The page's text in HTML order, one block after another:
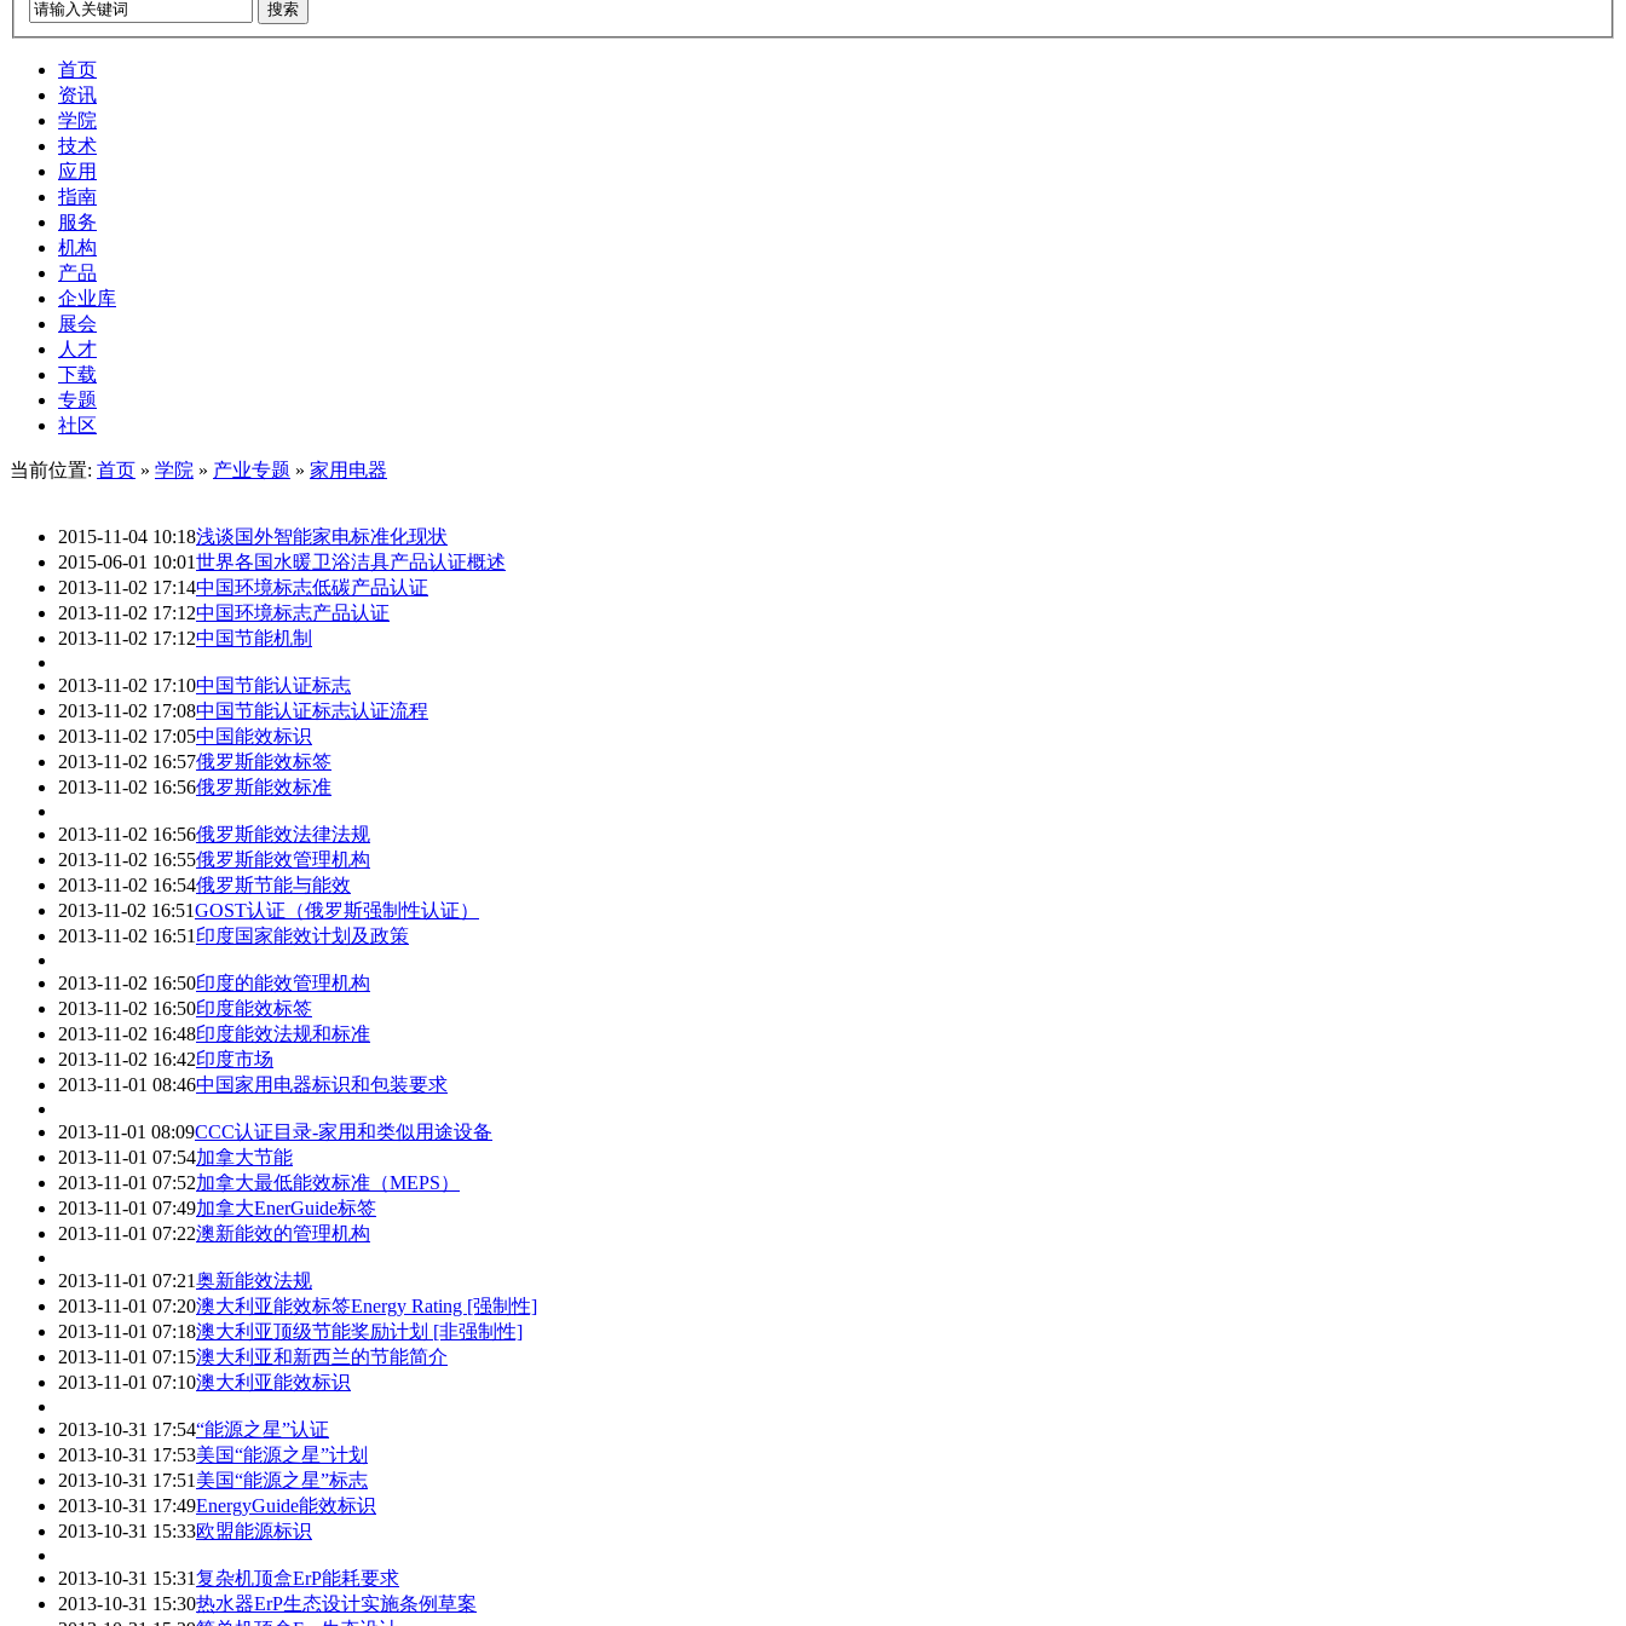
搜索
首页
资讯
学院
技术
应用
指南
服务
机构
产品
企业库
展会
人才
下载
专题
社区
当前位置: 首页 » 学院 » 产业专题 » 家用电器
2015-11-04 10:18浅谈国外智能家电标准化现状
2015-06-01 10:01世界各国水暖卫浴洁具产品认证概述
2013-11-02 17:14中国环境标志低碳产品认证
2013-11-02 17:12中国环境标志产品认证
2013-11-02 17:12中国节能机制
2013-11-02 17:10中国节能认证标志
2013-11-02 17:08中国节能认证标志认证流程
2013-11-02 17:05中国能效标识
2013-11-02 16:57俄罗斯能效标签
2013-11-02 16:56俄罗斯能效标准
2013-11-02 16:56俄罗斯能效法律法规
2013-11-02 16:55俄罗斯能效管理机构
2013-11-02 16:54俄罗斯节能与能效
2013-11-02 16:51GOST认证（俄罗斯强制性认证）
2013-11-02 16:51印度国家能效计划及政策
2013-11-02 16:50印度的能效管理机构
2013-11-02 16:50印度能效标签
2013-11-02 16:48印度能效法规和标准
2013-11-02 16:42印度市场
2013-11-01 08:46中国家用电器标识和包装要求
2013-11-01 08:09CCC认证目录-家用和类似用途设备
2013-11-01 07:54加拿大节能
2013-11-01 07:52加拿大最低能效标准（MEPS）
2013-11-01 07:49加拿大EnerGuide标签
2013-11-01 07:22澳新能效的管理机构
2013-11-01 07:21奥新能效法规
2013-11-01 07:20澳大利亚能效标签Energy Rating [强制性]
2013-11-01 07:18澳大利亚顶级节能奖励计划 [非强制性]
2013-11-01 07:15澳大利亚和新西兰的节能简介
2013-11-01 07:10澳大利亚能效标识
2013-10-31 17:54“能源之星”认证
2013-10-31 17:53美国“能源之星”计划
2013-10-31 17:51美国“能源之星”标志
2013-10-31 17:49EnergyGuide能效标识
2013-10-31 15:33欧盟能源标识
2013-10-31 15:31复杂机顶盒ErP能耗要求
2013-10-31 15:30热水器ErP生态设计实施条例草案